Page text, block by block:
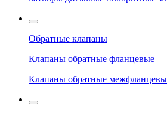
Обратные клапаны
Клапаны обратные фланцевые
Клапаны обратные